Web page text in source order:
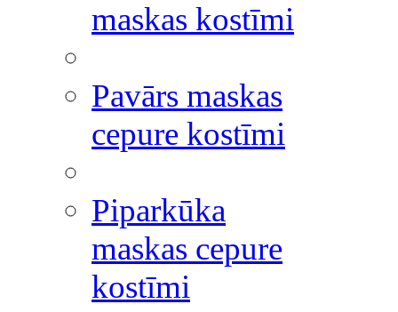
maskas kostīmi
Pavārs maskas
cepure kostīmi
Piparkūka
maskas cepure
kostīmi